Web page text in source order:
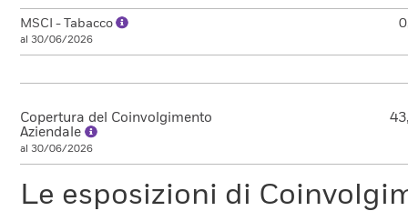
MSCI - Tabacco
al 30/06/2026
Copertura del Coinvolgimento
Aziendale
al 30/06/2026
Le esposizioni di